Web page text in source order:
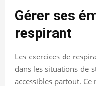
Gérer ses
respirant
Les exercices de
dans les situations de
accessibles partout. Ce